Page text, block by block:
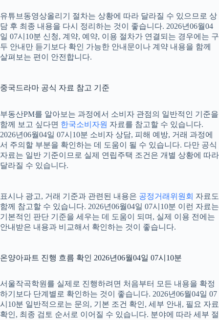
유튜브동영상올리기 절차는 상황에 따라 달라질 수 있으므로 상
담 후 최종 내용을 다시 정리하는 것이 좋습니다. 2026년06월04
일 07시10분 신청, 계약, 예약, 이용 절차가 연결되는 경우에는 구
두 안내만 듣기보다 확인 가능한 안내문이나 계약 내용을 함께
살펴보는 편이 안전합니다.
중국드라마 공식 자료 참고 기준
부동산PM를 알아보는 과정에서 소비자 관점의 일반적인 기준을
함께 보고 싶다면 한국소비자원 자료를 참고할 수 있습니다.
2026년06월04일 07시10분 소비자 상담, 피해 예방, 거래 과정에
서 주의할 부분을 확인하는 데 도움이 될 수 있습니다. 다만 공식
자료는 일반 기준이므로 실제 연립주택 조건은 개별 상황에 따라
달라질 수 있습니다.
표시나 광고, 거래 기준과 관련된 내용은 공정거래위원회 자료도
함께 참고할 수 있습니다. 2026년06월04일 07시10분 이런 자료는
기본적인 판단 기준을 세우는 데 도움이 되며, 실제 이용 전에는
안내받은 내용과 비교해서 확인하는 것이 좋습니다.
온양아파트 진행 흐름 확인 2026년06월04일 07시10분
서울작곡학원를 실제로 진행하려면 처음부터 모든 내용을 확정
하기보다 단계별로 확인하는 것이 좋습니다. 2026년06월04일 07
시10분 일반적으로는 문의, 기본 조건 확인, 세부 안내, 필요 자료
확인, 최종 검토 순서로 이어질 수 있습니다. 분야에 따라 세부 절